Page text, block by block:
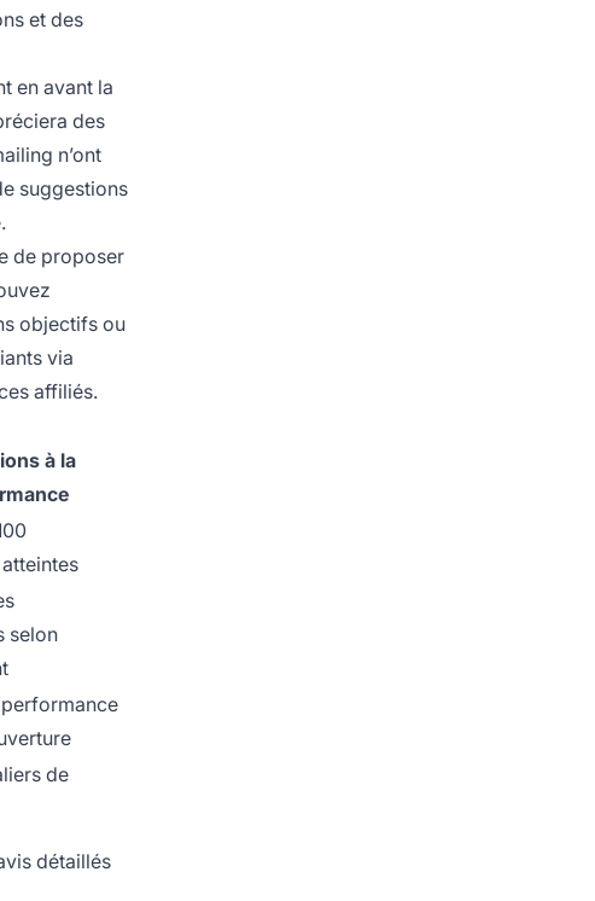
et des
en avant la
des
n’ont
suggestions
de proposer
objectifs ou
via
affiliés.
à la
selon
de
détaillés